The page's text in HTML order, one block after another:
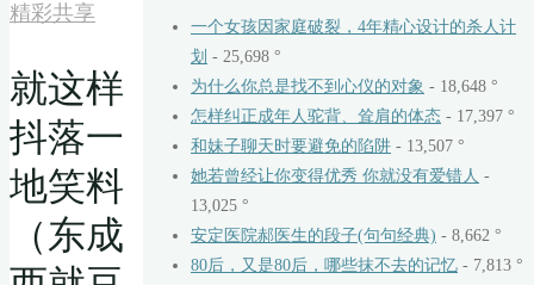
精彩共享
就这样
抖落一
地笑料
（东成
一个女孩因家庭破裂，4年精心设计的杀人计
划 - 25,698 °
为什么你总是找不到心仪的对象 - 18,648 °
怎样纠正成年人驼背、耸肩的体态 - 17,397 °
和妹子聊天时要避免的陷阱 - 13,507 °
她若曾经让你变得优秀 你就没有爱错人 -
13,025 °
安定医院郝医生的段子(句句经典) - 8,662 °
80后，又是80后，哪些抹不去的记忆 - 7,813 °